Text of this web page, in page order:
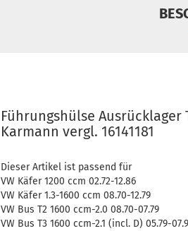
Führungshülse Ausrücklager
Karmann vergl. 16141181
Dieser Artikel ist passend für
VW Käfer 1200 ccm 02.72-12.86
VW Käfer 1.3-1600 ccm 08.70-12.79
VW Bus T2 1600 ccm-2.0 08.70-07.79
VW Bus T3 1600 ccm-2.1 (incl. D) 05.79-